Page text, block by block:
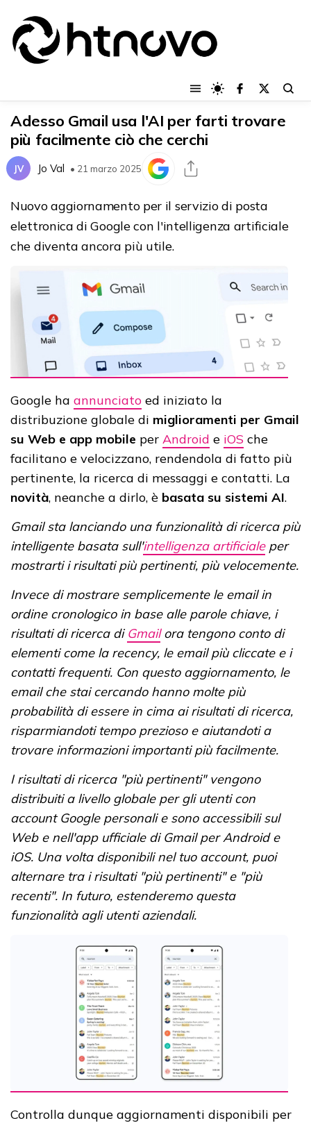
Adesso Gmail usa l'AI per farti trovare
più facilmente ciò che cerchi
JV Jo Val • 21 marzo 2025
Nuovo aggiornamento per il servizio di posta
elettronica di Google con l'intelligenza artificiale
che diventa ancora più utile.
Google ha annunciato ed iniziato la
distribuzione globale di miglioramenti per Gmail
su Web e app mobile per Android e iOS che
facilitano e velocizzano, rendendola di fatto più
pertinente, la ricerca di messaggi e contatti. La
novità, neanche a dirlo, è basata su sistemi AI.
Gmail sta lanciando una funzionalità di ricerca più
intelligente basata sull'intelligenza artificialeper
mostrarti i risultati più pertinenti, più velocemente.
Invece di mostrare semplicemente le email in
ordine cronologico in base alle parole chiave, i
risultati di ricerca di Gmailora tengono conto di
elementi come la recency, le email più cliccate e i
contatti frequenti. Con questo aggiornamento, le
email che stai cercando hanno molte più
probabilità di essere in cima ai risultati di ricerca,
risparmiandoti tempo prezioso e aiutandoti a
trovare informazioni importanti più facilmente.
I risultati di ricerca "più pertinenti" vengono
distribuiti a livello globale per gli utenti con
account Google personali e sono accessibili sul
Web e nell'app ufficiale di Gmail per Android e
iOS. Una volta disponibili nel tuo account, puoi
alternare tra i risultati "più pertinenti" e "più
recenti". In futuro, estenderemo questa
funzionalità agli utenti aziendali.
Controlla dunque aggiornamenti disponibili per